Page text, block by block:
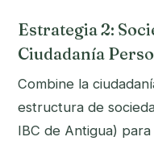
Estrategia 2:
Ciudadanía
Combine la
estructura de
IBC de Antigua)